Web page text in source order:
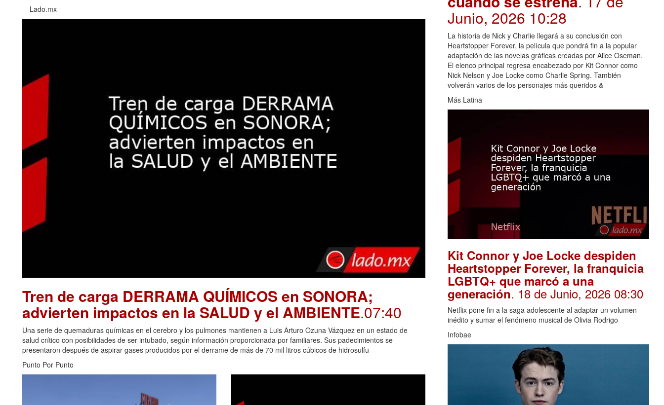
Lado.mx
Tren de carga DERRAMA QUÍMICOS en SONORA;
advierten impactos en la SALUD y el AMBIENTE.07:40
Una serie de quemaduras químicas en el cerebro y los pulmones mantienen a Luis Arturo Ozuna Vázquez en un estado de
salud crítico con posibilidades de ser intubado, según información proporcionada por familiares. Sus padecimientos se
presentaron después de aspirar gases producidos por el derrame de más de 70 mil litros cúbicos de hidrosulfu
Punto Por Punto
Junio, 2026 10:28
La historia de Nick y Charlie llegará a su conclusión con
Heartstopper Forever, la película que pondrá fin a la popular
adaptación de las novelas gráficas creadas por Alice Oseman.
El elenco principal regresa encabezado por Kit Connor como
Nick Nelson y Joe Locke como Charlie Spring. También
volverán varios de los personajes más queridos &
Más Latina
Kit Connor y Joe Locke despiden
Heartstopper Forever, la franquicia
LGBTQ+ que marcó a una
generación. 18 de Junio, 2026 08:30
Netflix pone fin a la saga adolescente al adaptar un volumen
inédito y sumar el fenómeno musical de Olivia Rodrigo
Infobae